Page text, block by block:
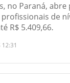
no Paraná,
de
R$ 5.409,66.